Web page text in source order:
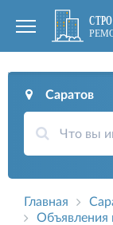
Саратов
Главная
Объявления